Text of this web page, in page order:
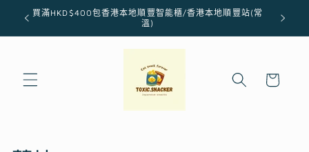
跳至內
容
買滿HKD$400包香港本地順豐智能櫃/香港本地順豐站(常
溫)
物